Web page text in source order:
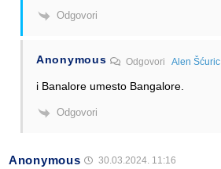
Odgovori
Anonymous OdgovoriAlen Šćuric
i Banalore umesto Bangalore.
Odgovori
Anonymous 30.03.2024. 11:16